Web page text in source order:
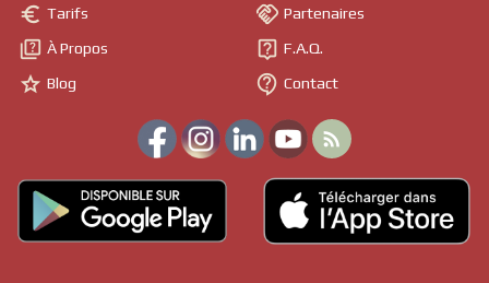
 Tarifs
 À Propos
 Blog
 Partenaires
 F.A.Q.
 Contact
